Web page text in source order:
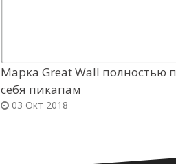
Марка Great Wall полностью
себя пикапам
03 Окт 2018